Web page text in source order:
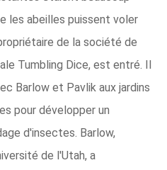
les abeilles puissent voler
de la société de
Tumbling Dice, est entré. Il
Barlow et Pavlik aux jardins
pour développer un
d'insectes. Barlow,
de l'Utah, a